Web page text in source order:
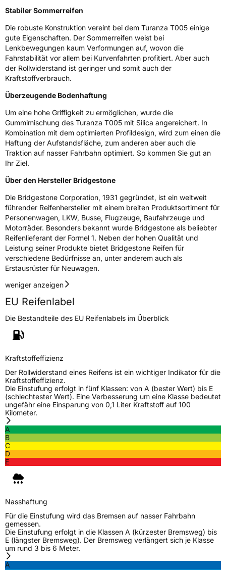
EPREL ID382376
Allgemeine Produktsicherheit (GPSR)
HerstellerkontaktBRIDGESTONE EU NV/SA, Via del Fosso del
market.surveillance@bridgestone.eu
Stabiler Sommerreifen
Die robuste Konstruktion vereint bei dem Turanza T005 einige
gute Eigenschaften. Der Sommerreifen weist bei
Lenkbewegungen kaum Verformungen auf, wovon die
Fahrstabilität vor allem bei Kurvenfahrten profitiert. Aber auch
der Rollwiderstand ist geringer und somit auch der
Kraftstoffverbrauch.
Überzeugende Bodenhaftung
Um eine hohe Griffigkeit zu ermöglichen, wurde die
Gummimischung des Turanza T005 mit Silica angereichert. In
Kombination mit dem optimierten Profildesign, wird zum einen die
Haftung der Aufstandsfläche, zum anderen aber auch die
Traktion auf nasser Fahrbahn optimiert. So kommen Sie gut an
Ihr Ziel.
Über den Hersteller Bridgestone
Die Bridgestone Corporation, 1931 gegründet, ist ein weltweit
führender Reifenhersteller mit einem breiten Produktsortiment für
Personenwagen, LKW, Busse, Flugzeuge, Baufahrzeuge und
Motorräder. Besonders bekannt wurde Bridgestone als beliebter
Reifenlieferant der Formel 1. Neben der hohen Qualität und
Leistung seiner Produkte bietet Bridgestone Reifen für
verschiedene Bedürfnisse an, unter anderem auch als
Erstausrüster für Neuwagen.
weniger anzeigen
EU Reifenlabel
Die Bestandteile des EU Reifenlabels im Überblick
Kraftstoffeffizienz
Der Rollwiderstand eines Reifens ist ein wichtiger Indikator für die
Kraftstoffeffizienz.
Die Einstufung erfolgt in fünf Klassen: von A (bester Wert) bis E
(schlechtester Wert). Eine Verbesserung um eine Klasse bedeutet
ungefähr eine Einsparung von 0,1 Liter Kraftstoff auf 100
Kilometer.
A
B
C
D
E
Nasshaftung
Für die Einstufung wird das Bremsen auf nasser Fahrbahn
gemessen.
Die Einstufung erfolgt in die Klassen A (kürzester Bremsweg) bis
E (längster Bremsweg). Der Bremsweg verlängert sich je Klasse
um rund 3 bis 6 Meter.
A